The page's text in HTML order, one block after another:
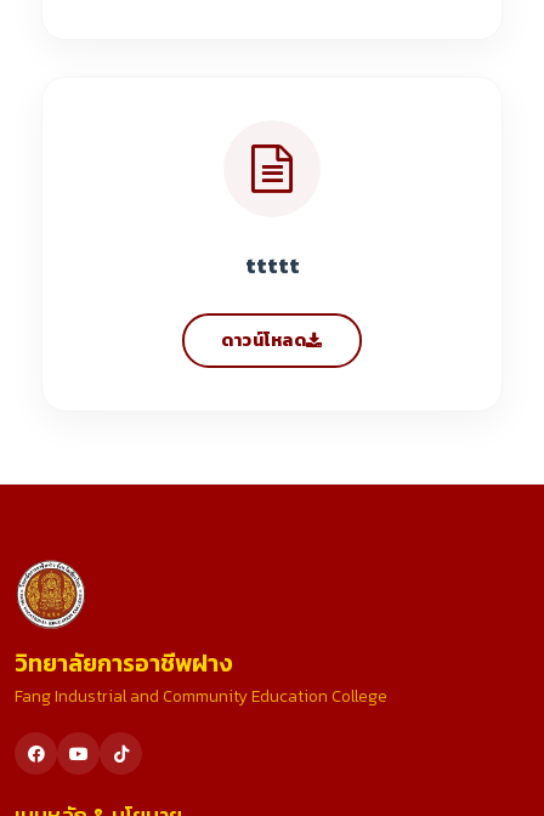
ttttt
ดาวน์โหลด
วิทยาลัยการอาชีพฝาง
Fang Industrial and Community Education College